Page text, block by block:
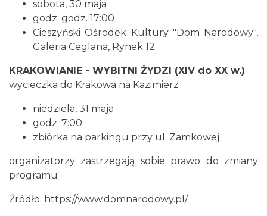
Cieszyn
1.66 km
Koncert na głos i organy - Paweł Konik &
Maciej Zakrzewski
Cieszyn
1.66 km
sobota, 30 maja
godz. godz. 17:00
Cieszyński Ośrodek Kultury "Dom Narodowy",
Galeria Ceglana, Rynek 12
KRAKOWIANIE - WYBITNI ŻYDZI (XIV do XX w.)
wycieczka do Krakowa na Kazimierz
niedziela, 31 maja
godz. 7:00
zbiórka na parkingu przy ul. Zamkowej
organizatorzy zastrzegają sobie prawo do zmiany
programu
Źródło: https://www.domnarodowy.pl/